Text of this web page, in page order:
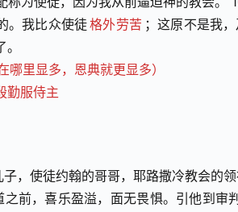
。我比众使徒格外劳苦 ；这原不是我
里显多，恩典就更显多）
勤服侍主
，使徒约翰的哥哥，耶路撒冷教会的
前，喜乐盈溢，面无畏惧。引他到